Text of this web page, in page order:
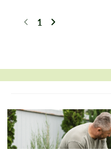
Précédent
1 Suivant